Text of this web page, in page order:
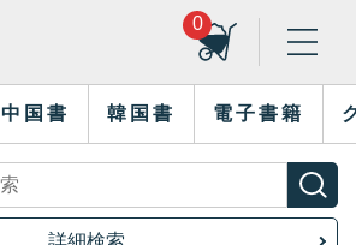
0
中国書 韓国書 電子書籍
詳細検索